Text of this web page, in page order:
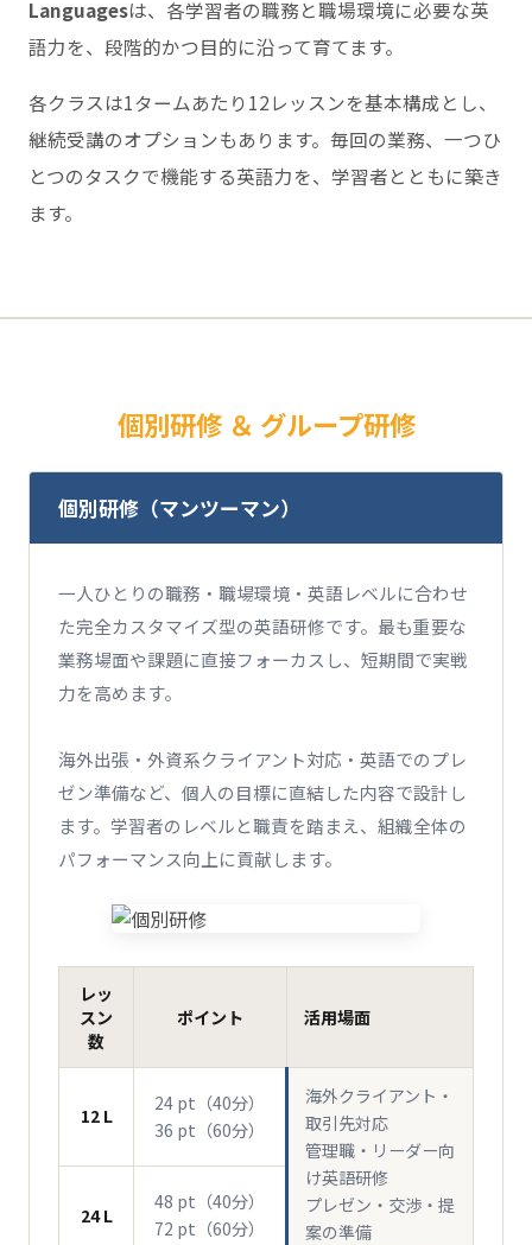
Languagesは、各学習者の職務と職場環境に必要な英
語力を、段階的かつ目的に沿って育てます。
各クラスは1タームあたり12レッスンを基本構成とし、
継続受講のオプションもあります。毎回の業務、一つひ
とつのタスクで機能する英語力を、学習者とともに築き
ます。
個別研修 ＆ グループ研修
個別研修（マンツーマン）
一人ひとりの職務・職場環境・英語レベルに合わせ
た完全カスタマイズ型の英語研修です。最も重要な
業務場面や課題に直接フォーカスし、短期間で実戦
力を高めます。
海外出張・外資系クライアント対応・英語でのプレ
ゼン準備など、個人の目標に直結した内容で設計し
ます。学習者のレベルと職責を踏まえ、組織全体の
パフォーマンス向上に貢献します。
レッ
スン
数
ポイント 活用場面
12 L
24 pt（40分）
36 pt（60分）
海外クライアント・
取引先対応
管理職・リーダー向
け英語研修
プレゼン・交渉・提
案の準備
24 L
48 pt（40分）
72 pt（60分）